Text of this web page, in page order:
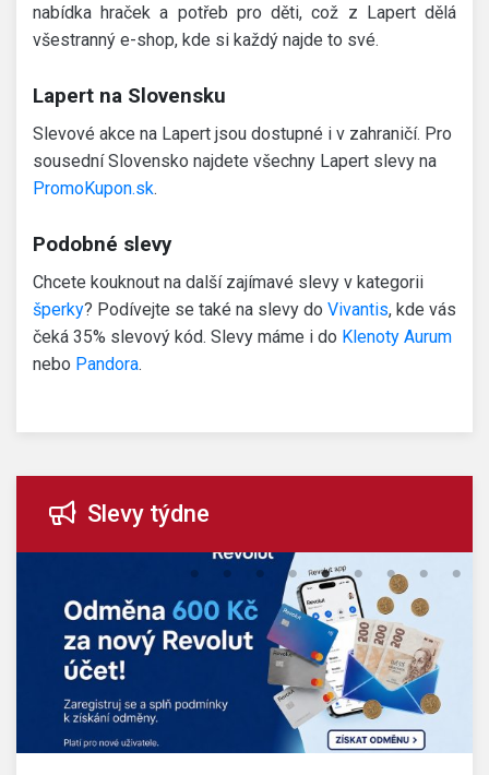
nabídka hraček a potřeb pro děti, což z Lapert dělá
všestranný e-shop, kde si každý najde to své.
Lapert na Slovensku
Slevové akce na Lapert jsou dostupné i v zahraničí. Pro
sousední Slovensko najdete všechny Lapert slevy na
PromoKupon.sk.
Podobné slevy
Chcete kouknout na další zajímavé slevy v kategorii
šperky? Podívejte se také na slevy do Vivantis, kde vás
čeká 35% slevový kód. Slevy máme i do Klenoty Aurum
nebo Pandora.
Slevy týdne